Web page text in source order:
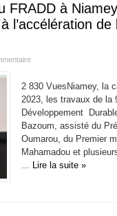
FRADD à
l’accélération
2 830 VuesNiamey, la
2023, les travaux de la
Développement
Bazoum, assisté du
Oumarou, du Premier
Mahamadou et
... Lire la suite »